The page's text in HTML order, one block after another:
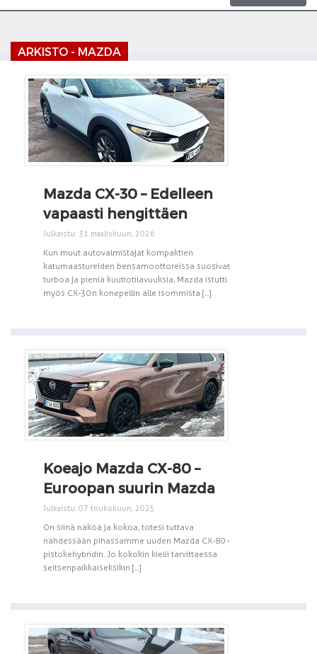
ARKISTO - MAZDA
Mazda CX-30 – Edelleen
vapaasti hengittäen
Julkaistu: 31 maaliskuun, 2026
Kun muut autovalmistajat kompaktien
katumaastureiden bensamoottoreissa suosivat
turboa ja pieniä kuutiotilavuuksia, Mazda istutti
myös CX-30:n konepellin alle isommista [...]
Koeajo Mazda CX-80 –
Euroopan suurin Mazda
Julkaistu: 07 toukokuun, 2025
On siinä näköä ja kokoa, totesi tuttava
nähdessään pihassamme uuden Mazda CX-80 -
pistokehybridin. Jo kokokin kielii tarvittaessa
seitsenpaikkaiseksikin [...]